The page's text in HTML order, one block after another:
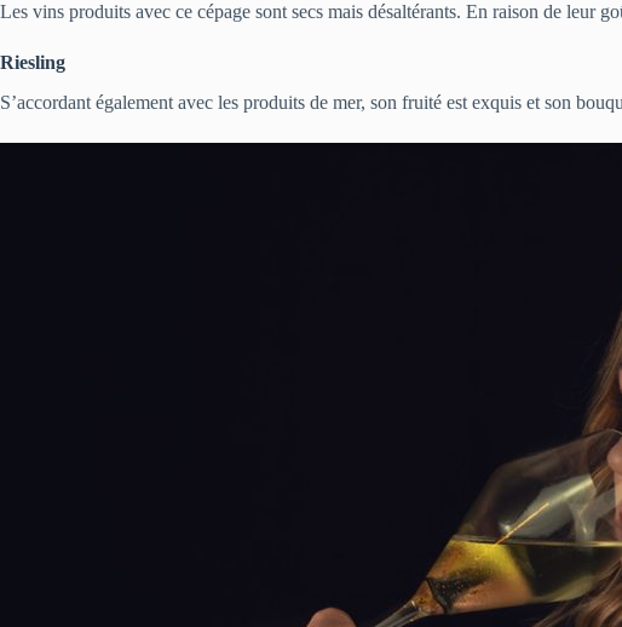
Les vins produits avec ce cépage sont secs mais désaltérants. En raison de leur
Riesling
S’accordant également avec les produits de mer, son fruité est exquis et son